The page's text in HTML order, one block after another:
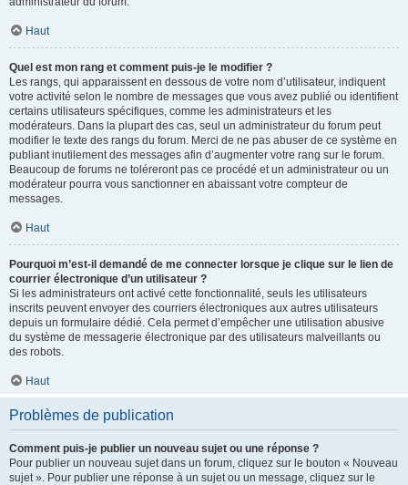
Haut
Quel est mon rang et comment puis-je le modifier ?
Les rangs, qui apparaissent en dessous de votre nom d’utilisateur, indiquent
votre activité selon le nombre de messages que vous avez publié ou identifient
certains utilisateurs spécifiques, comme les administrateurs et les
modérateurs. Dans la plupart des cas, seul un administrateur du forum peut
modifier le texte des rangs du forum. Merci de ne pas abuser de ce système en
publiant inutilement des messages afin d’augmenter votre rang sur le forum.
Beaucoup de forums ne toléreront pas ce procédé et un administrateur ou un
modérateur pourra vous sanctionner en abaissant votre compteur de
messages.
Haut
Pourquoi m’est-il demandé de me connecter lorsque je clique sur le lien de
courrier électronique d’un utilisateur ?
Si les administrateurs ont activé cette fonctionnalité, seuls les utilisateurs
inscrits peuvent envoyer des courriers électroniques aux autres utilisateurs
depuis un formulaire dédié. Cela permet d’empêcher une utilisation abusive
du système de messagerie électronique par des utilisateurs malveillants ou
des robots.
Haut
Problèmes de publication
Comment puis-je publier un nouveau sujet ou une réponse ?
Pour publier un nouveau sujet dans un forum, cliquez sur le bouton « Nouveau
sujet ». Pour publier une réponse à un sujet ou un message, cliquez sur le